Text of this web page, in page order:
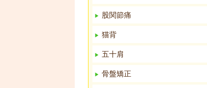
股関節痛
猫背
五十肩
骨盤矯正